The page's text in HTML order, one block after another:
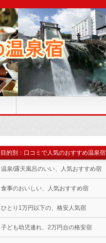
目的別：口コミで人気のおすすめ温泉宿
温泉/露天風呂のいい、人気おすすめ宿
食事のおいしい、人気おすすめ宿
ひとり1万円以下の、格安人気宿
子ども幼児連れ、2万円台の格安宿